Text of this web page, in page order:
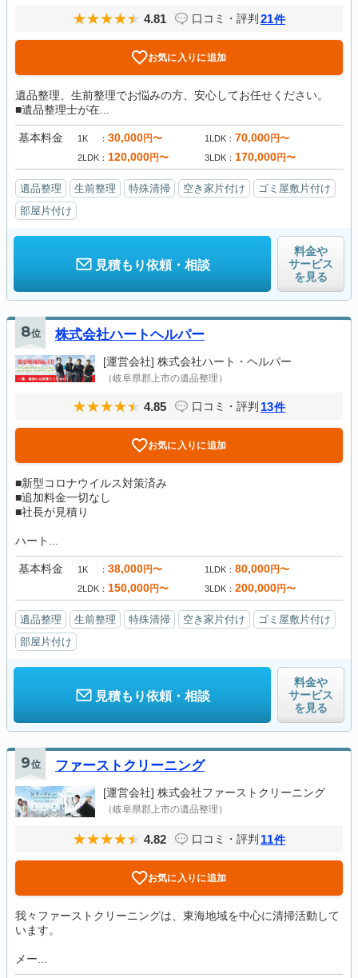
4.81 口コミ・評判 21件
お気に入りに追加
遺品整理、生前整理でお悩みの方、安心してお任せください。
■遺品整理士が在...
基本料金 1K 30,000円〜 1LDK 70,000円〜
2LDK 120,000円〜 3LDK 170,000円〜
遺品整理 生前整理 特殊清掃 空き家片付け
ゴミ屋敷片付け
部屋片付け
見積もり依頼・相談
料金や
サービス
を見る
8位 株式会社ハートヘルパー
[運営会社] 株式会社ハート・ヘルパー
（岐阜県郡上市の遺品整理）
4.85 口コミ・評判 13件
お気に入りに追加
■新型コロナウイルス対策済み
■追加料金一切なし
■社長が見積り
ハート...
基本料金 1K 38,000円〜 1LDK 80,000円〜
2LDK 150,000円〜 3LDK 200,000円〜
遺品整理 生前整理 特殊清掃 空き家片付け
ゴミ屋敷片付け
部屋片付け
見積もり依頼・相談
料金や
サービス
を見る
9位 ファーストクリーニング
[運営会社] 株式会社ファーストクリーニング
（岐阜県郡上市の遺品整理）
4.82 口コミ・評判 11件
お気に入りに追加
我々ファーストクリーニングは、東海地域を中心に清掃活動して
います。
メー...